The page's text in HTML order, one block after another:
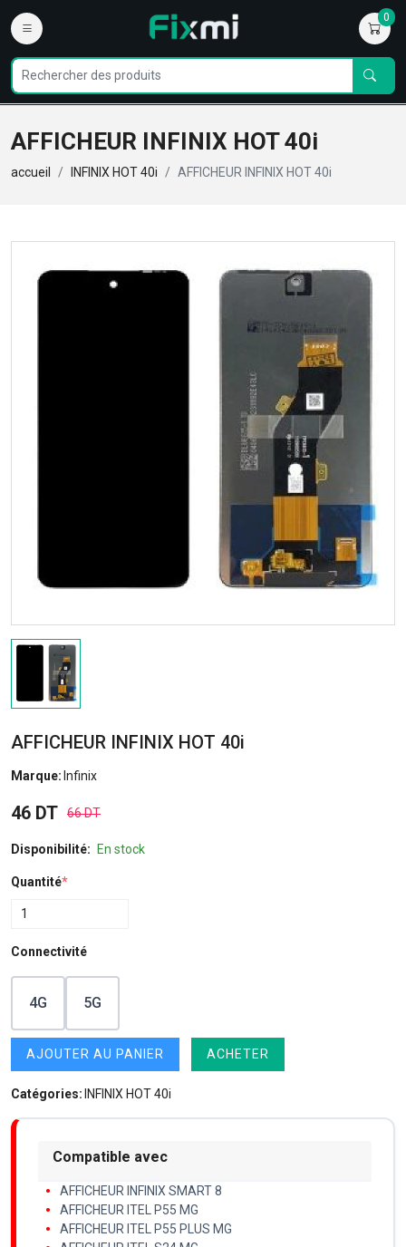
0
AFFICHEUR INFINIX HOT 40i
accueil INFINIX HOT 40i AFFICHEUR INFINIX HOT 40i
AFFICHEUR INFINIX HOT 40i
Marque: Infinix
46 DT 66 DT
Disponibilité: En stock
Quantité*
Connectivité
4G 5G
AJOUTER AU PANIER ACHETER
Catégories: INFINIX HOT 40i
Compatible avec
AFFICHEUR INFINIX SMART 8
AFFICHEUR ITEL P55 MG
AFFICHEUR ITEL P55 PLUS MG